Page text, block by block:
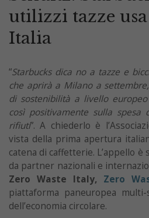
utilizzi tazze
Italia
“Starbucks dica no a tazze e
che aprirà a Milano a
di sostenibilità a livello
così positivamente sulla
rifiuti”. A chiederlo è
vista della prima apertura
catena di caffetterie. L’appello
da partner nazionali e
Zero Waste Italy, Zero
piattaforma paneuropea
dell’economia circolare.